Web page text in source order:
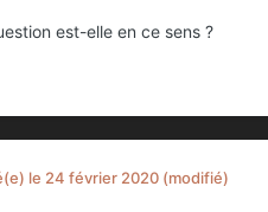
est-elle en ce sens ?
le 24 février 2020 (modifié)